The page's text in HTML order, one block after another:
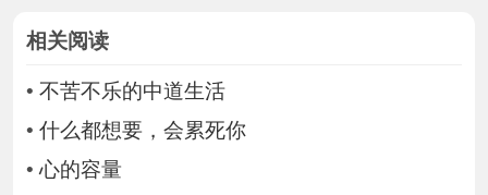
相关阅读
• 不苦不乐的中道生活
• 什么都想要，会累死你
•心的容量